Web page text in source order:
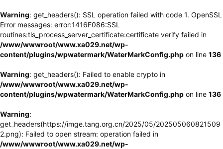
Warning: get_headers(): SSL operation failed with code 1. OpenSSL
Error messages: error:1416F086:SSL
routines:tls_process_server_certificate:certificate verify failed in
/www/wwwroot/www.xa029.net/wp-
content/plugins/wpwatermark/WaterMarkConfig.php on line 136
Warning: get_headers(): Failed to enable crypto in
/www/wwwroot/www.xa029.net/wp-
content/plugins/wpwatermark/WaterMarkConfig.php on line 136
Warning:
get_headers(https://imge.tang.org.cn/2025/05/202505060821509
2.png): Failed to open stream: operation failed in
/www/wwwroot/www.xa029.net/wp-